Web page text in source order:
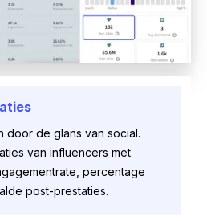
door de glans van social.
van influencers met
percentage
post-prestaties.